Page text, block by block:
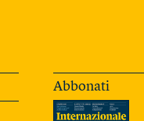
Abbonati